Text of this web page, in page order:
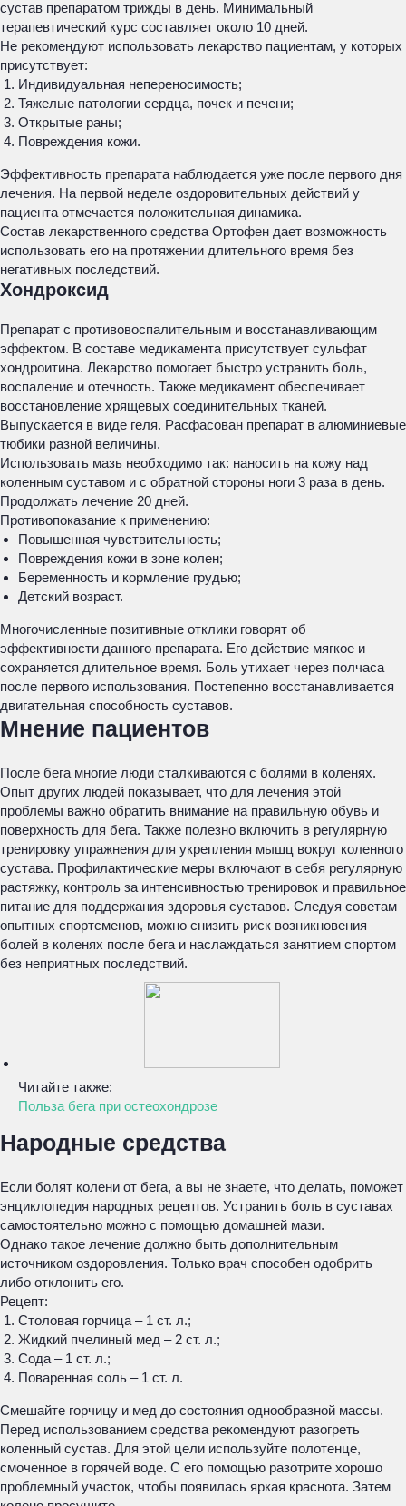
сустав препаратом трижды в день. Минимальный
терапевтический курс составляет около 10 дней.
Не рекомендуют использовать лекарство пациентам, у которых
присутствует:
Индивидуальная непереносимость;
Тяжелые патологии сердца, почек и печени;
Открытые раны;
Повреждения кожи.
Эффективность препарата наблюдается уже после первого дня
лечения. На первой неделе оздоровительных действий у
пациента отмечается положительная динамика.
Состав лекарственного средства Ортофен дает возможность
использовать его на протяжении длительного время без
негативных последствий.
Хондроксид
Препарат с противовоспалительным и восстанавливающим
эффектом. В составе медикамента присутствует сульфат
хондроитина. Лекарство помогает быстро устранить боль,
воспаление и отечность. Также медикамент обеспечивает
восстановление хрящевых соединительных тканей.
Выпускается в виде геля. Расфасован препарат в алюминиевые
тюбики разной величины.
Использовать мазь необходимо так: наносить на кожу над
коленным суставом и с обратной стороны ноги 3 раза в день.
Продолжать лечение 20 дней.
Противопоказание к применению:
Повышенная чувствительность;
Повреждения кожи в зоне колен;
Беременность и кормление грудью;
Детский возраст.
Многочисленные позитивные отклики говорят об
эффективности данного препарата. Его действие мягкое и
сохраняется длительное время. Боль утихает через полчаса
после первого использования. Постепенно восстанавливается
двигательная способность суставов.
Мнение пациентов
После бега многие люди сталкиваются с болями в коленях.
Опыт других людей показывает, что для лечения этой
проблемы важно обратить внимание на правильную обувь и
поверхность для бега. Также полезно включить в регулярную
тренировку упражнения для укрепления мышц вокруг коленного
сустава. Профилактические меры включают в себя регулярную
растяжку, контроль за интенсивностью тренировок и правильное
питание для поддержания здоровья суставов. Следуя советам
опытных спортсменов, можно снизить риск возникновения
болей в коленях после бега и наслаждаться занятием спортом
без неприятных последствий.
Читайте также:
Польза бега при остеохондрозе
Народные средства
Если болят колени от бега, а вы не знаете, что делать, поможет
энциклопедия народных рецептов. Устранить боль в суставах
самостоятельно можно с помощью домашней мази.
Однако такое лечение должно быть дополнительным
источником оздоровления. Только врач способен одобрить
либо отклонить его.
Рецепт:
Столовая горчица – 1 ст. л.;
Жидкий пчелиный мед – 2 ст. л.;
Сода – 1 ст. л.;
Поваренная соль – 1 ст. л.
Смешайте горчицу и мед до состояния однообразной массы.
Перед использованием средства рекомендуют разогреть
коленный сустав. Для этой цели используйте полотенце,
смоченное в горячей воде. С его помощью разотрите хорошо
проблемный участок, чтобы появилась яркая краснота. Затем